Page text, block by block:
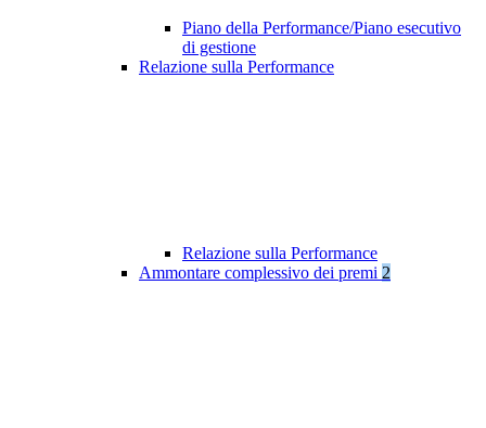
Piano della Performance/Piano esecutivo
di gestione
Relazione sulla Performance
Relazione sulla Performance
Ammontare complessivo dei premi 2